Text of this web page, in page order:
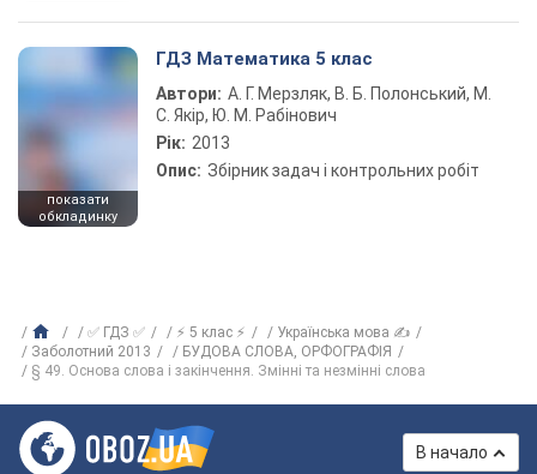
показати
обкладинку
ГДЗ Математика 5 клас
Автори: А. Г. Мерзляк, В. Б. Полонський, М.
С. Якір, Ю. М. Рабінович
Рік: 2013
Опис: Збірник задач і контрольних робіт
✅ ГДЗ ✅ ⚡ 5 клас ⚡
Українська мова ✍
Заболотний 2013
БУДОВА СЛОВА, ОРФОГРАФІЯ
§ 49. Основа слова і закінчення. Змінні та незмінні слова
В начало